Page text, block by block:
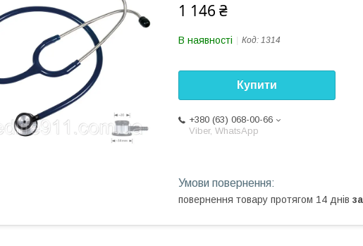
1 146 ₴
В наявності Код: 1314
Купити
+380 (63) 068-00-66
Viber, WhatsApp
повернення товару протягом 14 днів